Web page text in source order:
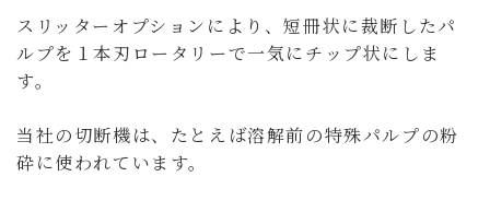
スリッターオプションにより、短冊状に裁断したパ
ルプを１本刃ロータリーで一気にチップ状にしま
す。
当社の切断機は、たとえば溶解前の特殊パルプの粉
砕に使われています。